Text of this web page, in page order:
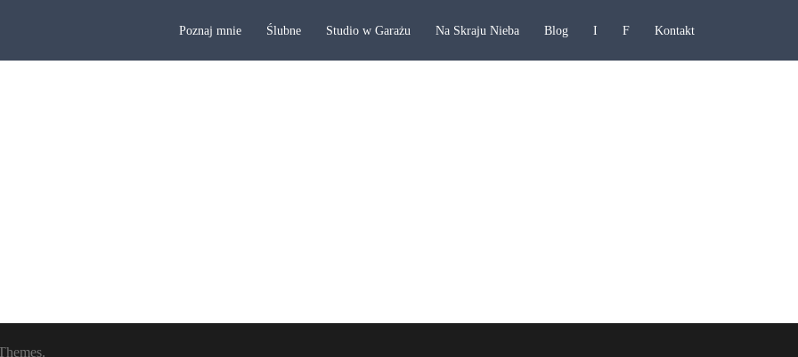
Poznaj mnie Ślubne Studio w Garażu Na Skraju Nieba Blog I F Kontakt